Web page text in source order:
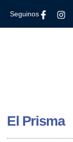
Seguinos
El Prisma